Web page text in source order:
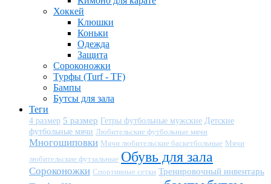
Хоккей
Клюшки
Коньки
Одежда
Защита
Сороконожки
Турфы (Turf - TF)
Бампы
Бутсы для зала
Теги
4 размер 5 размер Гетры футбольные мужские Детские
футбольные мячи Любительские футбольные мячи
Многошиповки Мячи любительские баскетбольные Мячи
любительские футзальные Обувь для зала
Сороконожки Спортивные сетки Тренировочный инвентарь